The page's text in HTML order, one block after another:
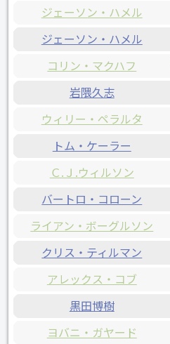
ジェーソン・ハメル
ジェーソン・ハメル
コリン・マクハフ
岩隈久志
ウィリー・ペラルタ
トム・ケーラー
Ｃ.Ｊ.ウィルソン
バートロ・コローン
ライアン・ボーグルソン
クリス・ティルマン
アレックス・コブ
黒田博樹
ヨバニ・ガヤード